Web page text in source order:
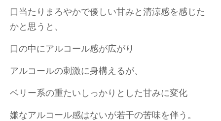
口当たりまろやかで優しい甘みと清涼感を感じた
かと思うと、
口の中にアルコール感が広がり
アルコールの刺激に身構えるが、
ベリー系の重たいしっかりとした甘みに変化
嫌なアルコール感はないが若干の苦味を伴う。